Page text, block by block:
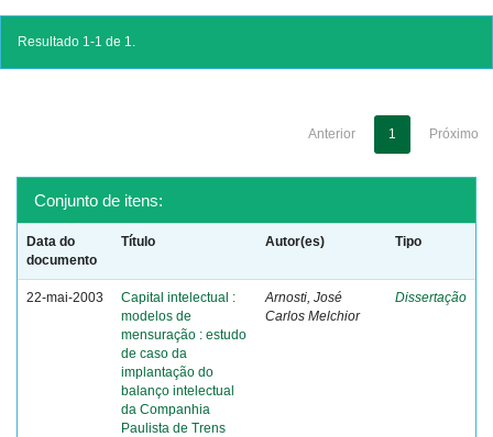
Resultado 1-1 de 1.
Anterior 1 Próximo
Conjunto de itens:
Data do
documento
Título Autor(es) Tipo
22-mai-2003
Capital intelectual :
modelos de
mensuração : estudo
de caso da
implantação do
balanço intelectual
da Companhia
Paulista de Trens
Arnosti, José
Carlos Melchior
Dissertação